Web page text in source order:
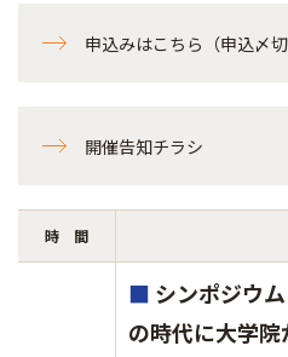
申込みはこちら（申込〆
開催告知チラシ
時 間
■ シンポジウ
の時代に大学院